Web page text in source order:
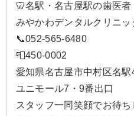
🦷名駅・名古屋駅の歯医
みやかわデンタルクリニッ
📞052-565-6480
📮450-0002
愛知県名古屋市中村区名
ユニモール7・9番出口
スタッフ一同笑顔でお待ち